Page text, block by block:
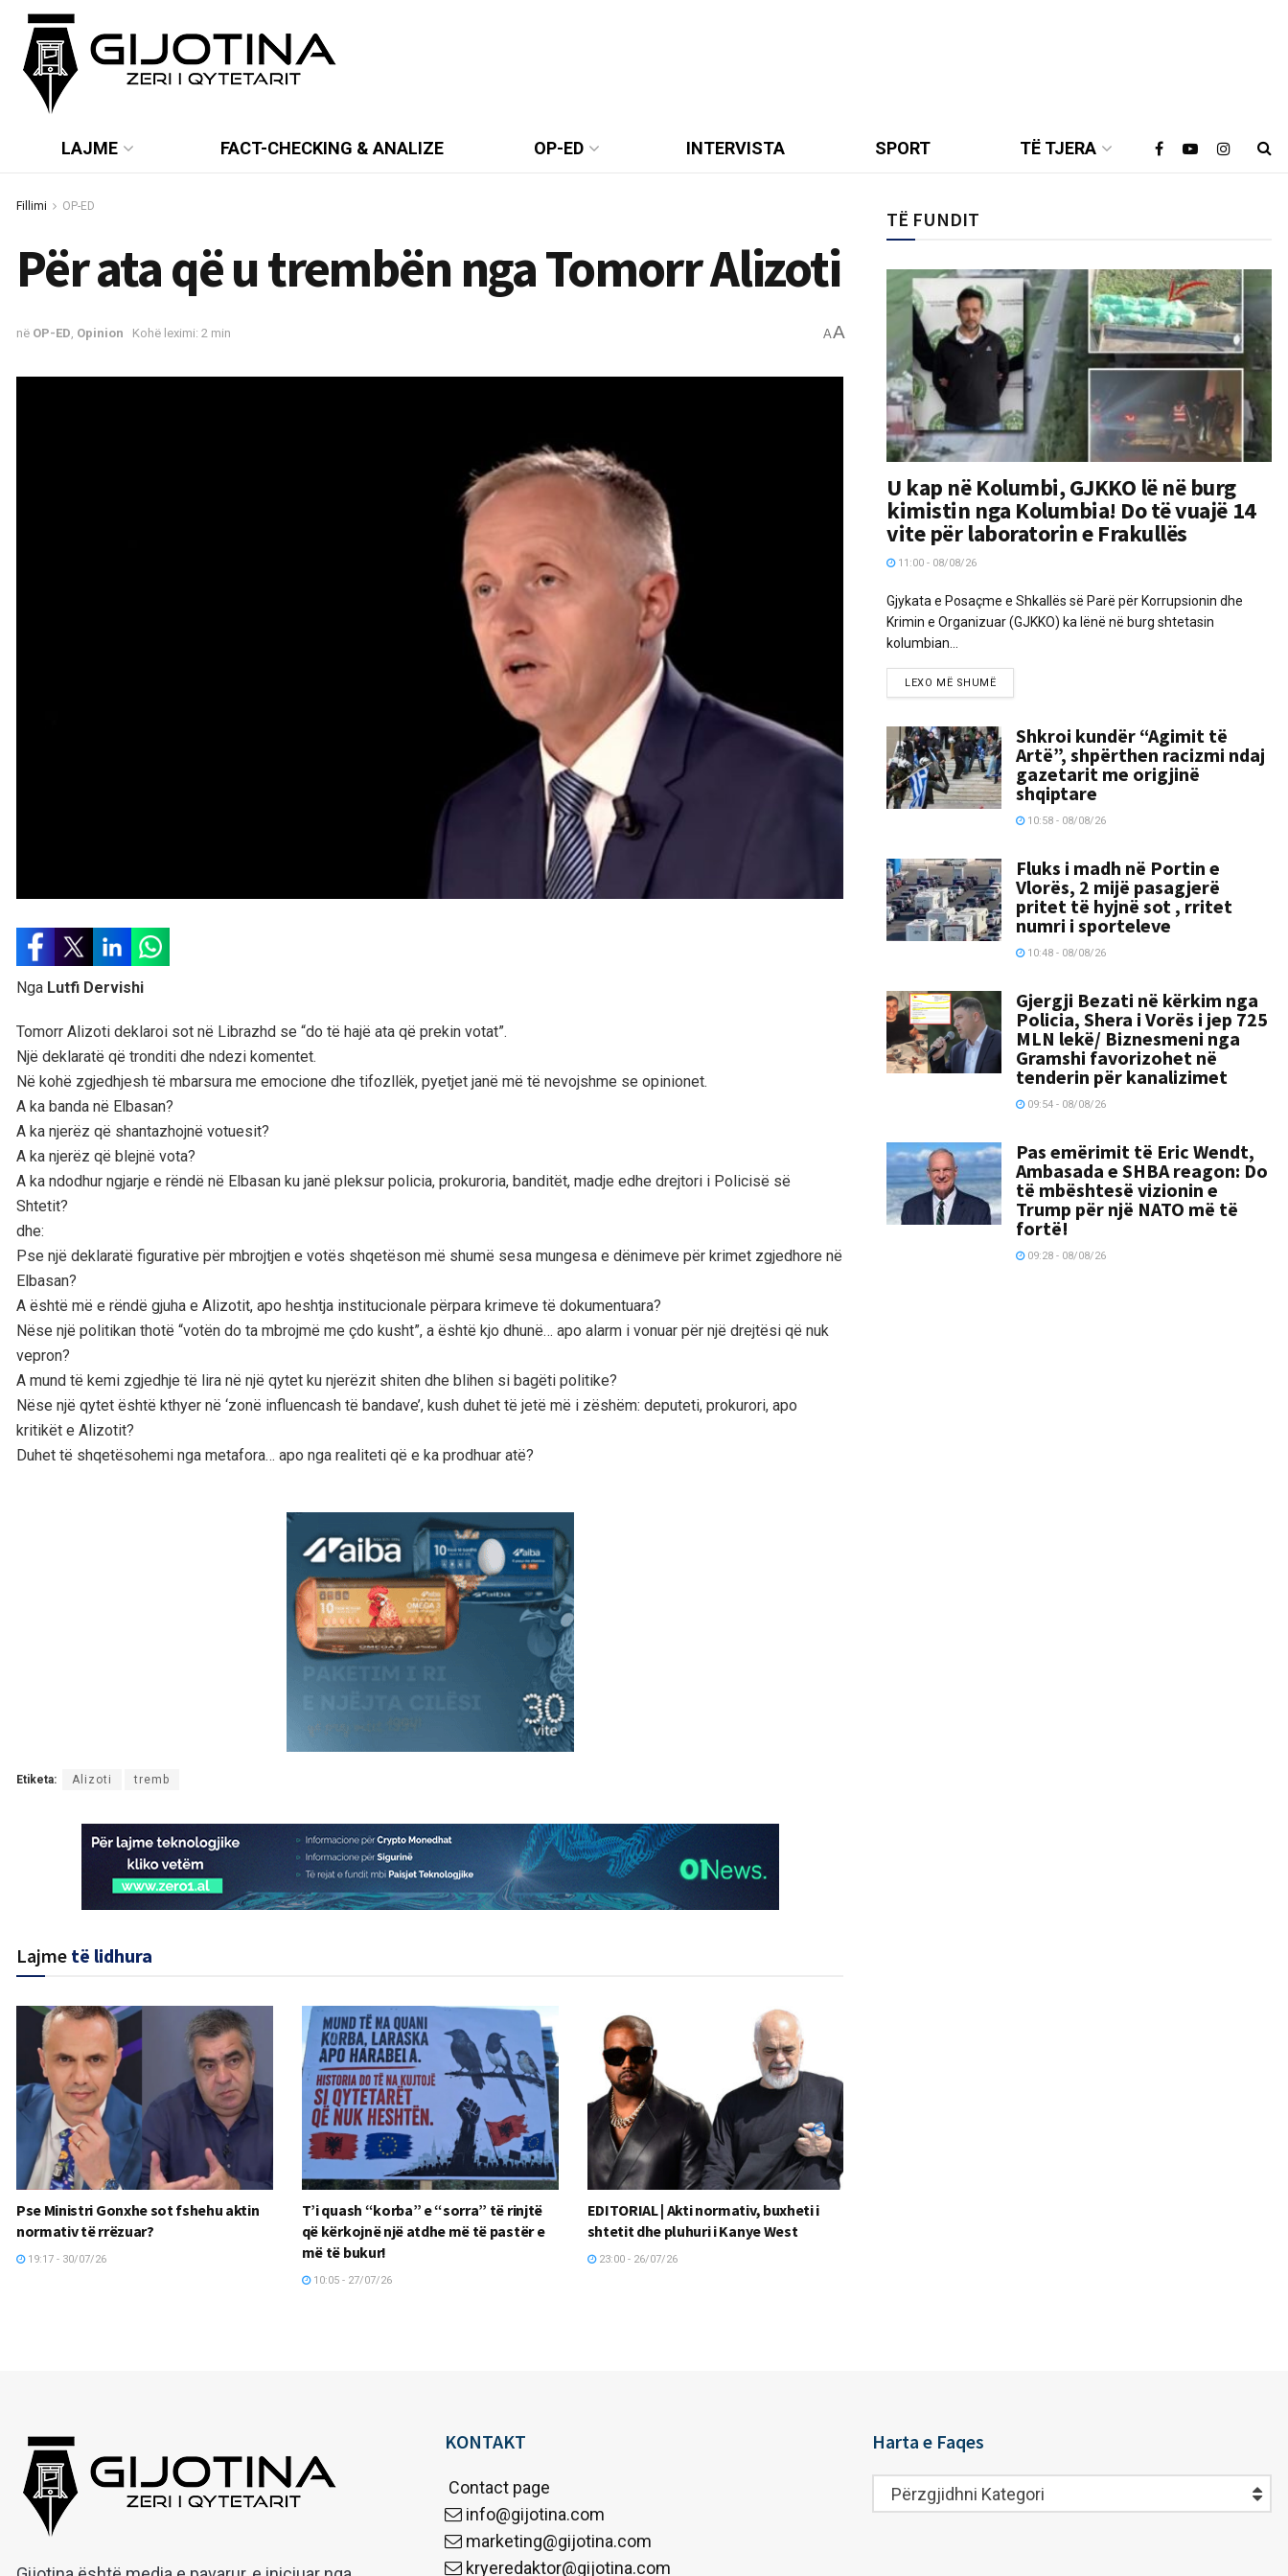
LAJME FACT-CHECKING & ANALIZE OP-ED INTERVISTA SPORT TË TJERA
Fillimi OP-ED
Për ata që u trembën nga Tomorr Alizoti
në OP-ED Opinion Kohë leximi: 2 min AA
Nga Lutfi Dervishi
Tomorr Alizoti deklaroi sot në Librazhd se “do të hajë ata që prekin votat”.
Një deklaratë që tronditi dhe ndezi komentet.
Në kohë zgjedhjesh të mbarsura me emocione dhe tifozllëk, pyetjet janë më të nevojshme se opinionet.
A ka banda në Elbasan?
A ka njerëz që shantazhojnë votuesit?
A ka njerëz që blejnë vota?
A ka ndodhur ngjarje e rëndë në Elbasan ku janë pleksur policia, prokuroria, banditët, madje edhe drejtori i Policisë së
Shtetit?
dhe:
Pse një deklaratë figurative për mbrojtjen e votës shqetëson më shumë sesa mungesa e dënimeve për krimet zgjedhore në
Elbasan?
A është më e rëndë gjuha e Alizotit, apo heshtja institucionale përpara krimeve të dokumentuara?
Nëse një politikan thotë “votën do ta mbrojmë me çdo kusht”, a është kjo dhunë… apo alarm i vonuar për një drejtësi që nuk
vepron?
A mund të kemi zgjedhje të lira në një qytet ku njerëzit shiten dhe blihen si bagëti politike?
Nëse një qytet është kthyer në ‘zonë influencash të bandave’, kush duhet të jetë më i zëshëm: deputeti, prokurori, apo
kritikët e Alizotit?
Duhet të shqetësohemi nga metafora… apo nga realiteti që e ka prodhuar atë?
Etiketa: Alizoti tremb
Lajme të lidhura
Pse Ministri Gonxhe sot fshehu aktin
normativ të rrëzuar?
19:17 - 30/07/26
T’i quash “korba” e “sorra” të rinjtë
që kërkojnë një atdhe më të pastër e
më të bukur!
10:05 - 27/07/26
EDITORIAL | Akti normativ, buxheti i
shtetit dhe pluhuri i Kanye West
23:00 - 26/07/26
TË FUNDIT
U kap në Kolumbi, GJKKO lë në burg
kimistin nga Kolumbia! Do të vuajë 14
vite për laboratorin e Frakullës
11:00 - 08/08/26
Gjykata e Posaçme e Shkallës së Parë për Korrupsionin dhe
Krimin e Organizuar (GJKKO) ka lënë në burg shtetasin
kolumbian...
LEXO MË SHUMË
Shkroi kundër “Agimit të
Artë”, shpërthen racizmi ndaj
gazetarit me origjinë
shqiptare
10:58 - 08/08/26
Fluks i madh në Portin e
Vlorës, 2 mijë pasagjerë
pritet të hyjnë sot , rritet
numri i sporteleve
10:48 - 08/08/26
Gjergji Bezati në kërkim nga
Policia, Shera i Vorës i jep 725
MLN lekë/ Biznesmeni nga
Gramshi favorizohet në
tenderin për kanalizimet
09:54 - 08/08/26
Pas emërimit të Eric Wendt,
Ambasada e SHBA reagon: Do
të mbështesë vizionin e
Trump për një NATO më të
fortë!
09:28 - 08/08/26
KONTAKT
Contact page
info@gijotina.com
marketing@gijotina.com
kryeredaktor@gijotina.com
Harta e Faqes
Harta
e
Përzgjidhni Kategori